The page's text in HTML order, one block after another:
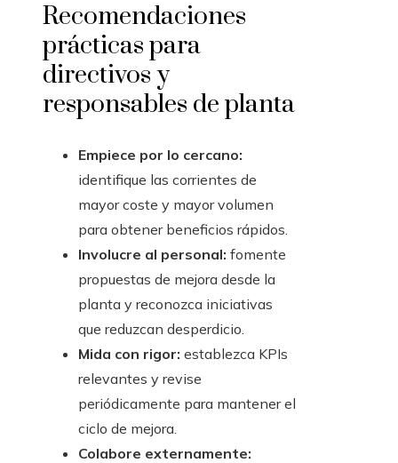
Recomendaciones
prácticas para
directivos y
responsables de planta
Empiece por lo cercano:
identifique las corrientes de
mayor coste y mayor volumen
para obtener beneficios rápidos.
Involucre al personal: fomente
propuestas de mejora desde la
planta y reconozca iniciativas
que reduzcan desperdicio.
Mida con rigor: establezca KPIs
relevantes y revise
periódicamente para mantener el
ciclo de mejora.
Colabore externamente: